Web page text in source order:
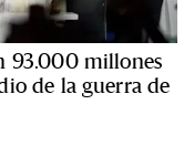
93.000 millones
de la guerra de